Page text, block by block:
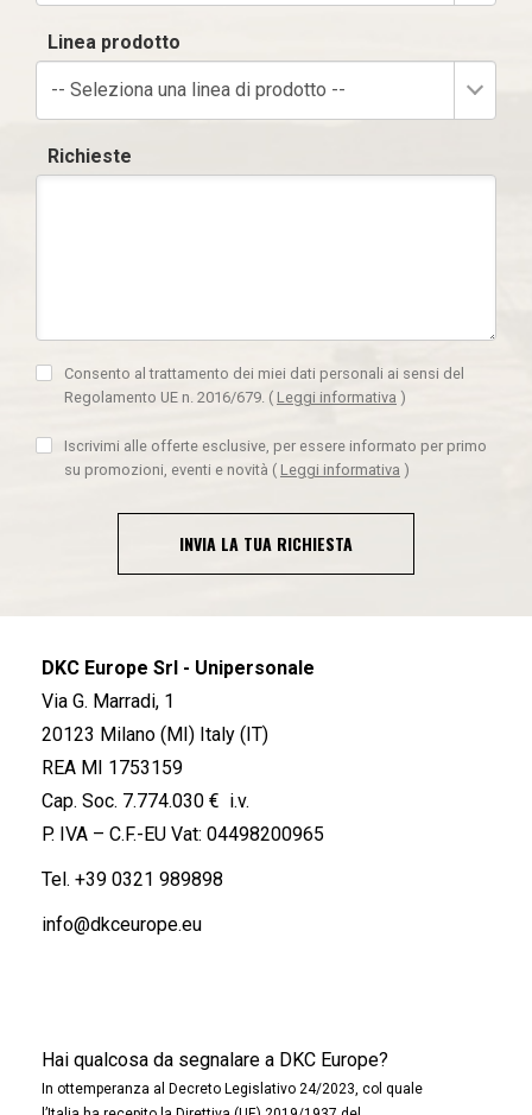
Linea prodotto
-- Seleziona una linea di prodotto --
Richieste
Consento al trattamento dei miei dati personali ai sensi del
Regolamento UE n. 2016/679. ( Leggi informativa )
Iscrivimi alle offerte esclusive, per essere informato per primo
su promozioni, eventi e novità ( Leggi informativa )
INVIA LA TUA RICHIESTA
DKC Europe Srl - Unipersonale
Via G. Marradi, 1
20123 Milano (MI) Italy (IT)
REA MI 1753159
Cap. Soc. 7.774.030 € i.v.
P. IVA – C.F.-EU Vat: 04498200965
Tel. +39 0321 989898
info@dkceurope.eu
Hai qualcosa da segnalare a DKC Europe?
In ottemperanza al Decreto Legislativo 24/2023, col quale